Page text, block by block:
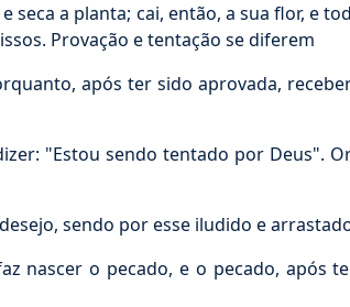
a planta; cai, então, a sua flor, e
Provação e tentação se diferem
após ter sido aprovada,
"Estou sendo tentado por Deus".
sendo por esse iludido e
nascer o pecado, e o pecado, após